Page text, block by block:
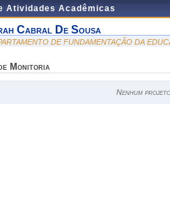
Atividades Acadêmicas
Cabral De Sousa
DE FUNDAMENTAÇÃO DA
Monitoria
Nenhum